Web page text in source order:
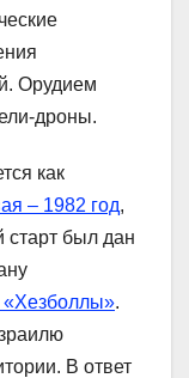
Орудием
дроны.
как
– 1982 год,
был дан
«Хезболлы».
В ответ